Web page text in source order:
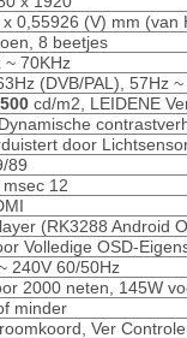
0,55926 (V) mm (van
8 beetjes
~ 70KHz
(DVB/PAL), 57Hz
cd/m2, LEIDENE
door
89
12
(RK3288 Android
Volledige OSD-
240V 60/50Hz
2000 neten, 145W
minder
Ver